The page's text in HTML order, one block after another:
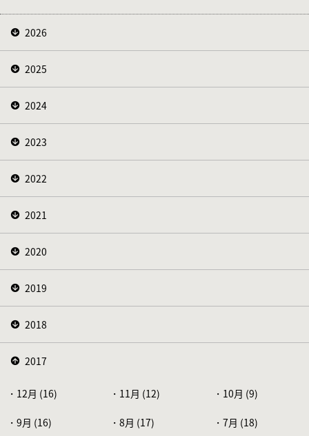
2026
2025
2024
2023
2022
2021
2020
2019
2018
2017
12月 (16) 11月 (12) 10月 (9)
9月 (16) 8月 (17) 7月 (18)